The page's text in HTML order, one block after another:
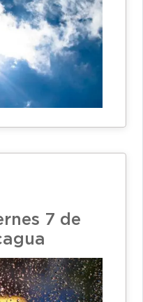
7 de